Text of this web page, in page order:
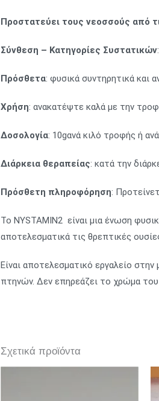
Προστατεύει τους νεοσσούς από
Σύνθεση – Κατηγορίες Συστατικών
Πρόσθετα: φυσικά συντηρητικά και
Χρήση: ανακατέψτε καλά με την
Δοσολογία: 10gανά κιλό τροφής ή
Διάρκεια θεραπείας: κατά την
Πρόσθετη πληροφόρηση:
Το NYSTAMIN2 είναι μια ένωση
αποτελεσματικά τις θρεπτικές
Είναι αποτελεσματικό εργαλείο
πτηνών. Δεν επηρεάζει το χρώμα
Σχετικά προϊόντα